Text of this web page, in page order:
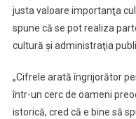
justa valoare importanţa
spune că se pot realiza
cultură şi administraţia
„Cifrele arată îngrijorător
într-un cerc de oameni
istorică, cred că e bine să